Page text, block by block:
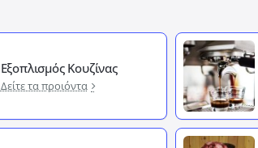
Εξοπλισμός Κουζίνας
Δείτε τα προιόντα